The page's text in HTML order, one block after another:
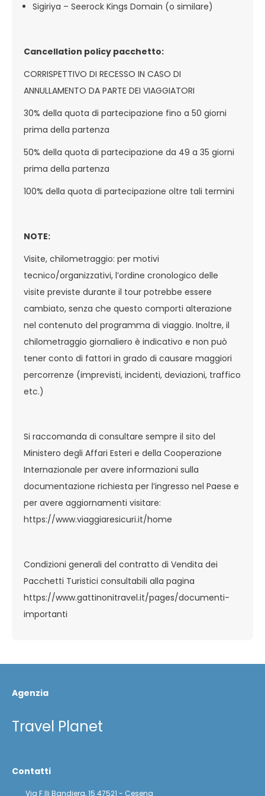
Sigiriya – Seerock Kings Domain (o similare)
Cancellation policy pacchetto:
CORRISPETTIVO DI RECESSO IN CASO DI
ANNULLAMENTO DA PARTE DEI VIAGGIATORI
30% della quota di partecipazione fino a 50 giorni
prima della partenza
50% della quota di partecipazione da 49 a 35 giorni
prima della partenza
100% della quota di partecipazione oltre tali termini
NOTE:
Visite, chilometraggio: per motivi
tecnico/organizzativi, l’ordine cronologico delle
visite previste durante il tour potrebbe essere
cambiato, senza che questo comporti alterazione
nel contenuto del programma di viaggio. Inoltre, il
chilometraggio giornaliero è indicativo e non può
tener conto di fattori in grado di causare maggiori
percorrenze (imprevisti, incidenti, deviazioni, traffico
etc.)
Si raccomanda di consultare sempre il sito del
Ministero degli Affari Esteri e della Cooperazione
Internazionale per avere informazioni sulla
documentazione richiesta per l’ingresso nel Paese e
per avere aggiornamenti visitare:
https://www.viaggiaresicuri.it/home
Condizioni generali del contratto di Vendita dei
Pacchetti Turistici consultabili alla pagina
https://www.gattinonitravel.it/pages/documenti-
importanti
Agenzia
Travel Planet
Contatti
Via F.lli Bandiera, 15 47521 - Cesena